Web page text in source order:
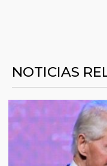
NOTICIAS